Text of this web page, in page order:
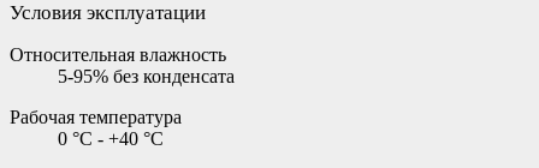
Условия эксплуатации
Относительная влажность
5-95% без конденсата
Рабочая температура
0 °C - +40 °C